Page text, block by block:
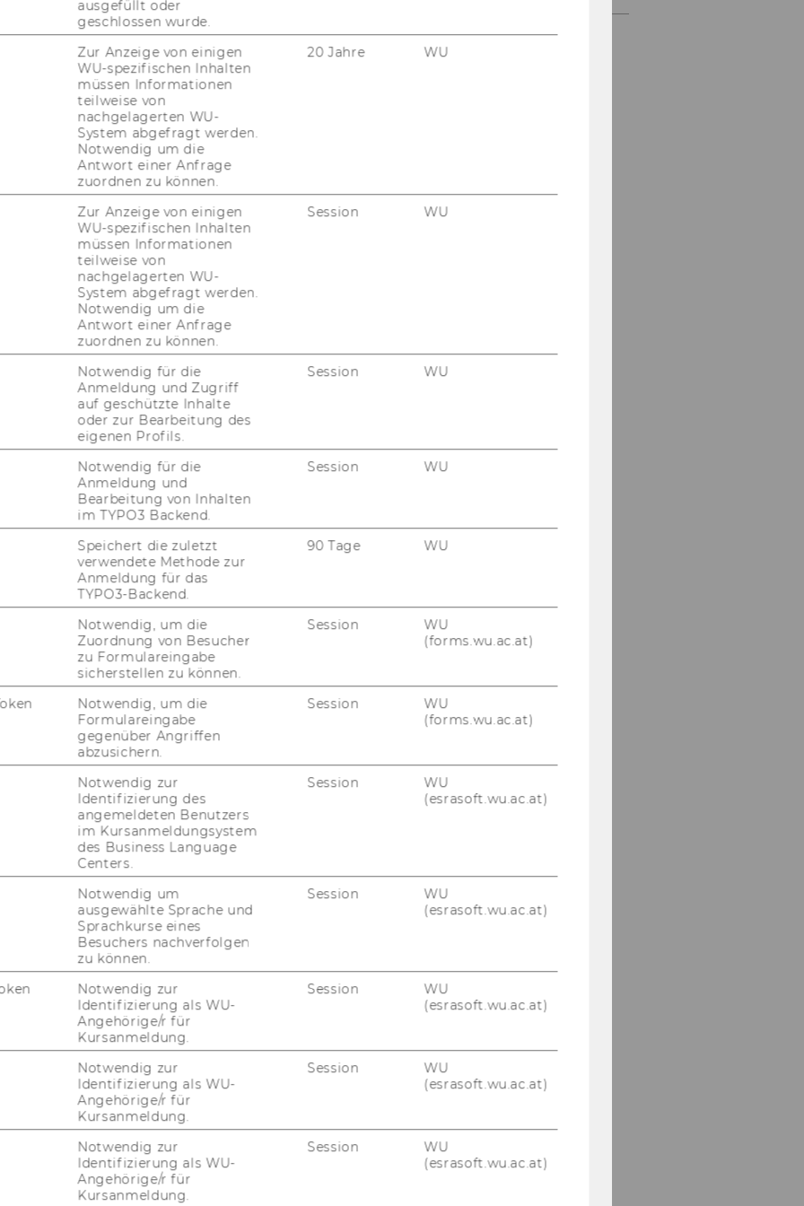
Erd­gas. Dar­über hin­aus ste­hen
in Nord­ame­ri­ka und Eu­
und Pro­jekt­pro­fi­le zur Ver­fü­
und An­la­gen­be­trei­bern, Un­ab­hän­
(in­de­pen­dent power pro­du­cer - IPP), Ver­
Daten zu ge­plan­ten und in Be­trieb be­find­
En­er­gie­er­zeu­gungs­an­la­gen, ge­glie­dert
Ei­gen­tü­mer­in­for­ma­tio­nen
Preis­da­ten zu fos­si­len En­er­gie­trä­gern:
Gas­pipe­lines
und Strom­ver­brauch
Er­neu­er­ba­ren En­er­gien: Was­ser­kraft,
Bio­en­er­gie, Geo­ther­mie
& Ac­qui­si­ti­ons
his­to­ri­sche Daten und Pro­gno­sen zu
Über­blick über En­er­gie­er­zeu­gungs­
Um­feld für den En­er­gie­sek­
für Nord­ame­ri­ka und Eu­ro­pa auch
und Pro­jekt­pro­fi­len
(Nord­ame­ri­ka)
Roh­stoff­prei­se täg­lich, Bran­
vonor­dent­li­chen Stu­die­ren­den
wer­den. Der Zu­gang er­folgt über die
IQ Pro nach Ein­rich­tung eines Be­nut­
Be­nut­zer*in­nen­kon­
gehen Sie zur Start­sei­te Ca­pi­tal IQ Pro
ausgefüllt oder
geschlossen wurde.
Zur Anzeige von einigen
WU-spezifischen Inhalten
müssen Informationen
teilweise von
nachgelagerten WU-
System abgefragt werden.
Notwendig um die
Antwort einer Anfrage
zuordnen zu können.
20 Jahre WU
Zur Anzeige von einigen
WU-spezifischen Inhalten
müssen Informationen
teilweise von
nachgelagerten WU-
System abgefragt werden.
Notwendig um die
Antwort einer Anfrage
zuordnen zu können.
Session WU
Notwendig für die
Anmeldung und Zugriff
auf geschützte Inhalte
oder zur Bearbeitung des
eigenen Profils.
Session WU
Notwendig für die
Anmeldung und
Bearbeitung von Inhalten
im TYPO3 Backend.
Session WU
Speichert die zuletzt
verwendete Methode zur
Anmeldung für das
TYPO3-Backend.
90 Tage WU
Notwendig, um die
Zuordnung von Besucher
zu Formulareingabe
sicherstellen zu können.
Session
WU
(forms.wu.ac.at)
Notwendig, um die
Formulareingabe
gegenüber Angriffen
abzusichern.
Session
WU
(forms.wu.ac.at)
Notwendig zur
Identifizierung des
angemeldeten Benutzers
im Kursanmeldungsystem
des Business Language
Centers.
Session
WU
(esrasoft.wu.ac.at)
Notwendig um
ausgewählte Sprache und
Sprachkurse eines
Besuchers nachverfolgen
zu können.
Session
WU
(esrasoft.wu.ac.at)
Notwendig zur
Identifizierung als WU-
Angehörige/r für
Kursanmeldung.
Session
WU
(esrasoft.wu.ac.at)
Notwendig zur
Identifizierung als WU-
Angehörige/r für
Kursanmeldung.
Session
WU
(esrasoft.wu.ac.at)
Notwendig zur
Identifizierung als WU-
Angehörige/r für
Kursanmeldung.
Session
WU
(esrasoft.wu.ac.at)